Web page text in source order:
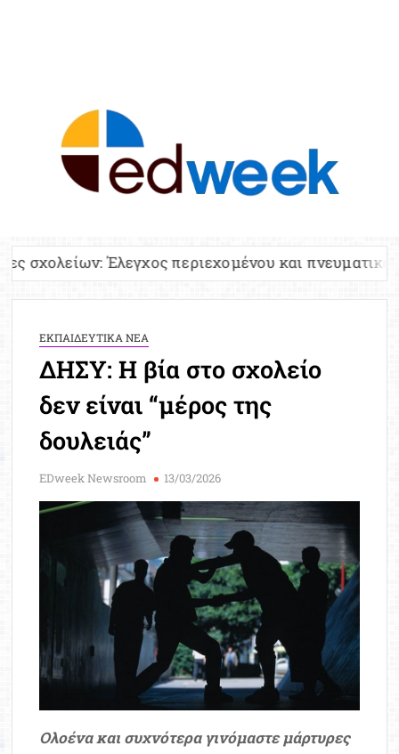
περιεχομένου και πνευματικών δικαιωμάτων
ΕΚΠΑΙΔΕΥΤΙΚΑ ΝΕΑ
ΔΗΣΥ: Η βία στο σχολείο
δεν είναι “μέρος της
δουλειάς”
EDweek Newsroom 13/03/2026
Ολοένα και συχνότερα γινόμαστε μάρτυρες